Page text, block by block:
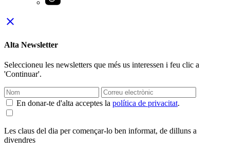
close
Alta Newsletter
Seleccioneu les newsletters que més us interessen i feu clic a
'Continuar'.
En donar-te d'alta acceptes la política de privacitat.
Les claus del dia per començar-lo ben informat, de dilluns a
divendres